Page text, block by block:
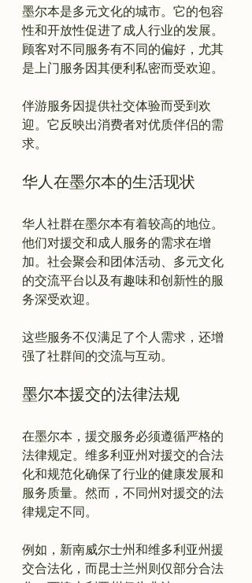
墨尔本是多元文化的城市。它的包容
性和开放性促进了成人行业的发展。
顾客对不同服务有不同的偏好，尤其
是上门服务因其便利私密而受欢迎。
伴游服务因提供社交体验而受到欢
迎。它反映出消费者对优质伴侣的需
华人在墨尔本的生活现状
华人社群在墨尔本有着较高的地位。
他们对援交和成人服务的需求在增
加。社会聚会和团体活动、多元文化
的交流平台以及有趣味和创新性的服
务深受欢迎。
这些服务不仅满足了个人需求，还增
墨尔本援交的法律法规
在墨尔本，援交服务必须遵循严格的
法律规定。维多利亚州对援交的合法
化和规范化确保了行业的健康发展和
服务质量。然而，不同州对援交的法
律规定不同。
例如，新南威尔士州和维多利亚州援
交合法化，而昆士兰州则仅部分合法